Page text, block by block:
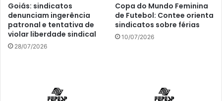
Goiás: sindicatos
denunciam ingerência
patronal e tentativa de
violar liberdade sindical
28/07/2026
Copa do Mundo Feminina
de Futebol: Contee orienta
sindicatos sobre férias
10/07/2026